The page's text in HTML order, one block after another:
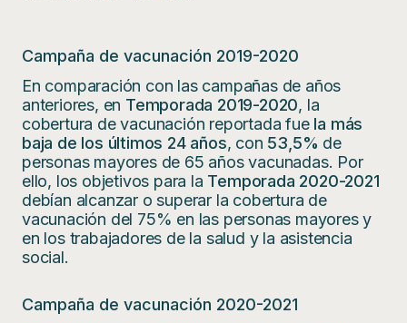
Campaña de vacunación 2019-2020
En comparación con las campañas de años
anteriores, en Temporada 2019-2020, la
cobertura de vacunación reportada fue la más
baja de los últimos 24 años, con 53,5% de
personas mayores de 65 años vacunadas. Por
ello, los objetivos para la Temporada 2020-2021
debían alcanzar o superar la cobertura de
vacunación del 75% en las personas mayores y
en los trabajadores de la salud y la asistencia
social.
Campaña de vacunación 2020-2021